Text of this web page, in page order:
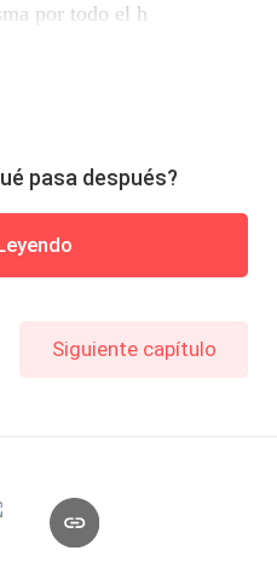
por todo el h
pasa después?
Siguiente capítulo